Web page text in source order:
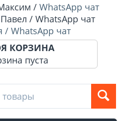
/ WhatsApp чат
Павел / WhatsApp чат
/ WhatsApp чат
КОРЗИНА
пуста